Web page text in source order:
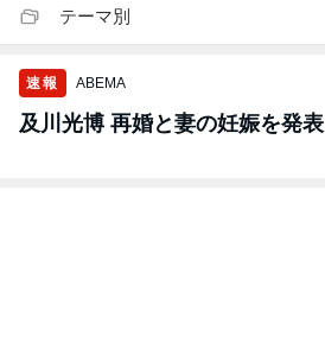
テーマ別
速報 ABEMA
及川光博 再婚と妻の妊娠を発表